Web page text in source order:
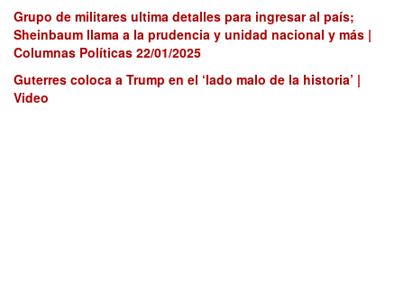
Grupo de militares ultima detalles para ingresar al país;
Sheinbaum llama a la prudencia y unidad nacional y más |
Columnas Políticas 22/01/2025
Guterres coloca a Trump en el ‘lado malo de la historia’ |
Video